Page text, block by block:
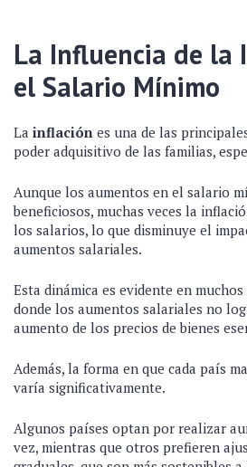
La Influencia de la
el Salario Mínimo
La inflación es una de las
poder adquisitivo de las familias,
Aunque los aumentos en el salario
beneficiosos, muchas veces la
los salarios, lo que disminuye el
aumentos salariales.
Esta dinámica es evidente en
donde los aumentos salariales no
aumento de los precios de bienes
Además, la forma en que cada país
varía significativamente.
Algunos países optan por realizar
vez, mientras que otros prefieren